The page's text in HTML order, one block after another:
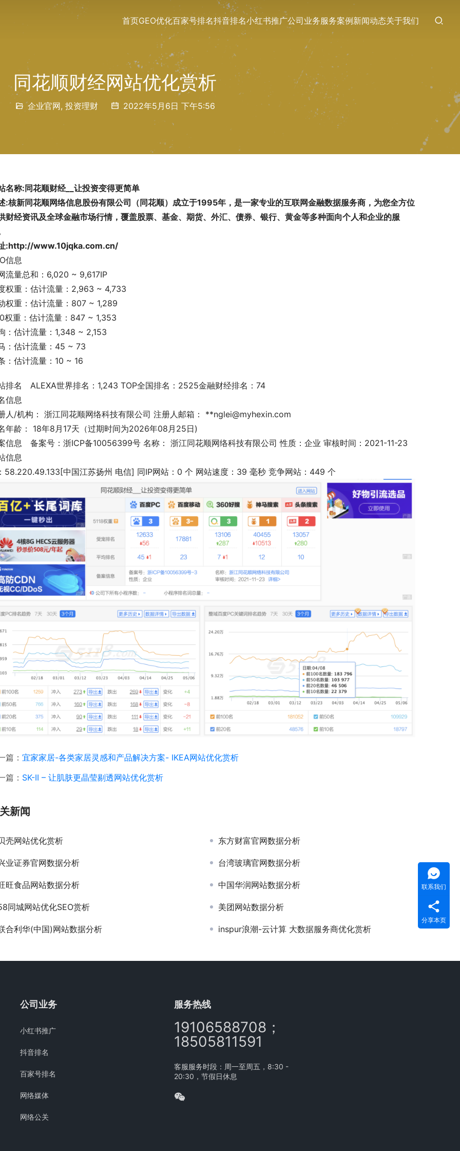
首页GEO优化百家号排名抖音排名小红书推广公司业务服务案例新闻动态关于我们
同花顺财经网站优化赏析
企业官网, 投资理财 2022年5月6日 下午5:56
名称:同花顺财经__让投资变得更简单
:核新同花顺网络信息股份有限公司（同花顺）成立于1995年，是一家专业的互联网金融数据服务商，为您全方位
财经资讯及全球金融市场行情，覆盖股票、基金、期货、外汇、债券、银行、黄金等多种面向个人和企业的服
:http://www.10jqka.com.cn/
信息
流量总和：6,020 ~ 9,617IP
权重：估计流量：2,963 ~ 4,733
权重：估计流量：807 ~ 1,289
权重：估计流量：847 ~ 1,353
：估计流量：1,348 ~ 2,153
：估计流量：45 ~ 73
：估计流量：10 ~ 16
网站排名	ALEXA世界排名：1,243 TOP全国排名：2525金融财经排名：74
信息
人/机构： 浙江同花顺网络科技有限公司 注册人邮箱： **nglei@myhexin.com
年龄： 18年8月17天（过期时间为2026年08月25日)
备案信息	备案号：浙ICP备10056399号 名称： 浙江同花顺网络科技有限公司 性质：企业 审核时间：2021-11-23
信息
58.220.49.133[中国江苏扬州 电信] 同IP网站：0 个 网站速度：39 毫秒 竞争网站：449 个
篇： 宜家家居-各类家居灵感和产品解决方案- IKEA网站优化赏析
篇： SK-II – 让肌肤更晶莹剔透网站优化赏析
新闻
壳网站优化赏析 东方财富官网数据分析
业证券官网数据分析 台湾玻璃官网数据分析
旺食品网站数据分析 中国华润网站数据分析
同城网站优化SEO赏析 美团网站数据分析
合利华(中国)网站数据分析 inspur浪潮-云计算 大数据服务商优化赏析
公司业务
小红书推广
抖音排名
百家号排名
网络媒体
网络公关
服务热线
19106588708；
18505811591
客服服务时段：周一至周五，8:30 -
20:30，节假日休息
联系我们
分享本页